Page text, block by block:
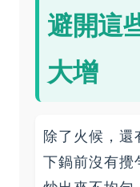
避開這
大增
除了火候，還
下鍋前沒有攪